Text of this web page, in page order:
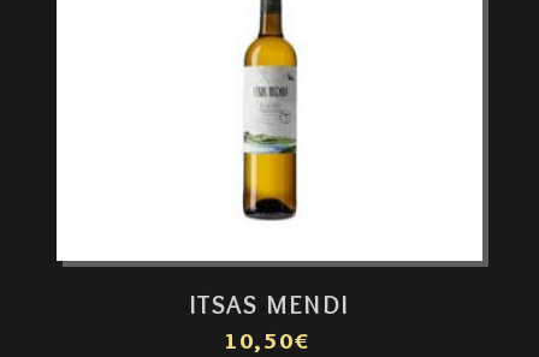
ITSAS MENDI
10,50€